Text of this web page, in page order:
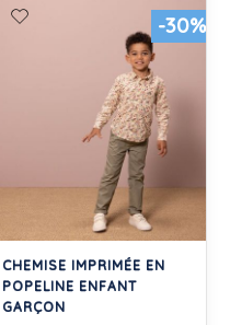
-30%
CHEMISE IMPRIMÉE EN
POPELINE ENFANT
GARÇON